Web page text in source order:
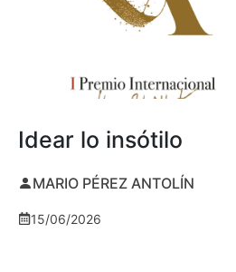
Idear lo insótilo
MARIO PÉREZ ANTOLÍN
15/06/2026